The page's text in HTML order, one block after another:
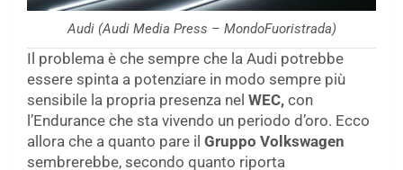
Audi (Audi Media Press – MondoFuoristrada)
Il problema è che sempre che la Audi potrebbe
essere spinta a potenziare in modo sempre più
sensibile la propria presenza nel WEC, con
l’Endurance che sta vivendo un periodo d’oro. Ecco
allora che a quanto pare il Gruppo Volkswagen
sembrerebbe, secondo quanto riporta